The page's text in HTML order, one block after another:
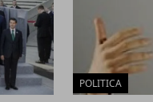
POLITICA